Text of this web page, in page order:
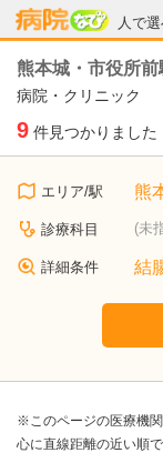
人で
病院な
熊本城・市役所
病院・クリニック
9 件見つかりました
エリア/駅 熊
診療科目 (未
詳細条件 結
※このページの医療機
心に直線距離の近い順